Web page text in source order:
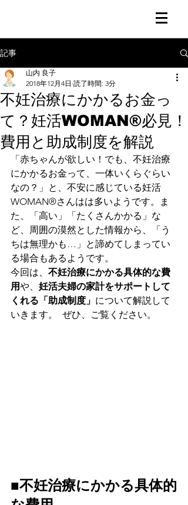
記事
不妊治療にかかるお金っ
て？妊活WOMAN®必見！
費用と助成制度を解説
山内 良子
2018年12月4日 読了時間: 3分
「赤ちゃんが欲しい！でも、不妊治療
にかかるお金って、一体いくらぐらい
なの？」と、不安に感じている妊活
WOMAN®さんはは多いようです。ま
た、「高い」「たくさんかかる」な
ど、周囲の漠然とした情報から、「う
ちは無理かも…」と諦めてしまってい
る場合もあるようです。
今回は、 不妊治療にかかる具体的な費
用や、 妊活夫婦の家計をサポートして
くれる「助成制度」 について解説して
いきます。  ぜひ、ご覧ください。
■不妊治療にかかる具体的